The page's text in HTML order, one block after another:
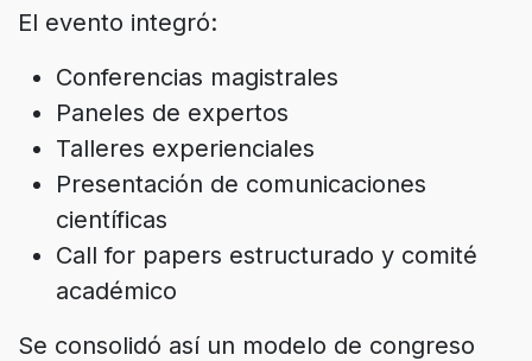
El evento integró:
Conferencias magistrales
Paneles de expertos
Talleres experienciales
Presentación de comunicaciones
científicas
Call for papers estructurado y comité
académico
Se consolidó así un modelo de congreso